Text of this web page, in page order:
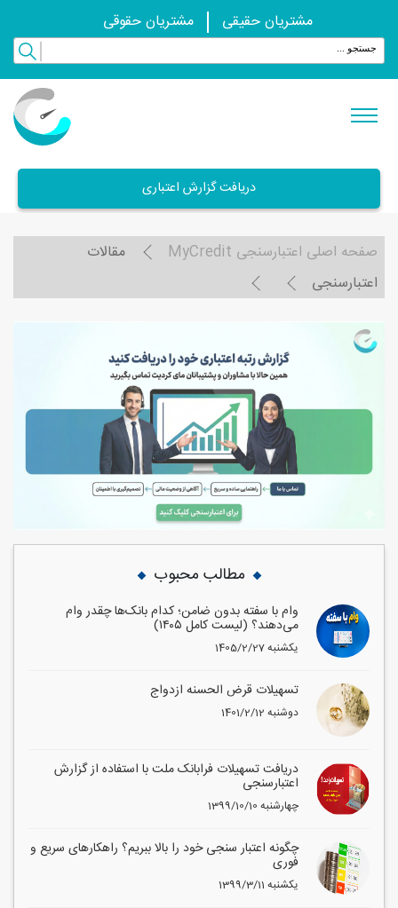
مشتریان حقیقی مشتریان حقوقی
دریافت گزارش اعتباری
صفحه اصلی اعتبارسنجی MyCredit
مقالات
اعتبارسنجی
مطالب محبوب
وام با سفته بدون ضامن؛ کدام بانک‌ها چقدر وام
می‌دهند؟ (لیست کامل ۱۴۰۵)
1405/2/27 یکشنبه
تسهیلات قرض الحسنه ازدواج
1401/2/12 دوشنبه
دریافت تسهیلات فرابانک ملت با استفاده از گزارش
اعتبارسنجی
1399/10/10 چهارشنبه
چگونه اعتبار سنجی خود را بالا ببریم؟ راهکارهای سریع و
فوری
1399/3/11 یکشنبه